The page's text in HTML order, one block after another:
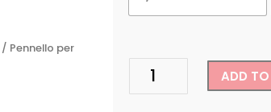
/ Pennello per
Pennello
ADD